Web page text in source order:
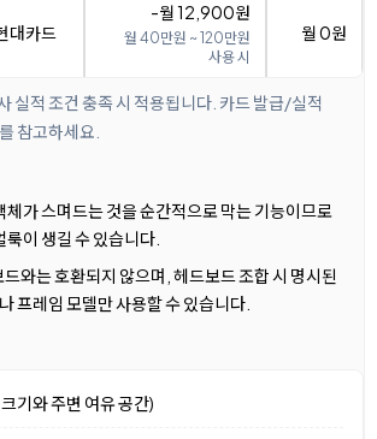
대카드
-월 12,900원
월 40만원 ~ 120만원
사용 시
월 0원
실적 조건 충족 시 적용됩니다. 카드 발급/실적
참고하세요.
체가 스며드는 것을 순간적으로 막는 기능이므로
이 생길 수 있습니다.
와는 호환되지 않으며, 헤드보드 조합 시 명시된
프레임 모델만 사용할 수 있습니다.
기와 주변 여유 공간)